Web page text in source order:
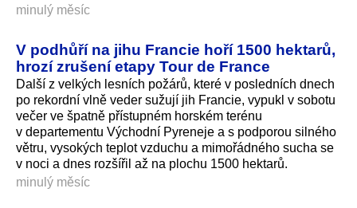
minulý měsíc
V podhůří na jihu Francie hoří 1500 hektarů,
hrozí zrušení etapy Tour de France
Další z velkých lesních požárů, které v posledních dnech
po rekordní vlně veder sužují jih Francie, vypukl v sobotu
večer ve špatně přístupném horském terénu
v departementu Východní Pyreneje a s podporou silného
větru, vysokých teplot vzduchu a mimořádného sucha se
v noci a dnes rozšířil až na plochu 1500 hektarů.
minulý měsíc